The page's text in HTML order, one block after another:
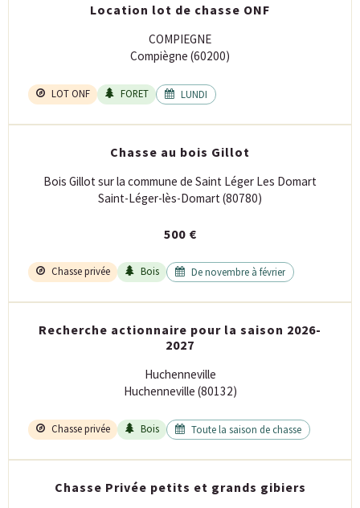
Location lot de chasse ONF
COMPIEGNE
Compiègne (60200)
LOT ONF FORET LUNDI
Chasse au bois Gillot
Bois Gillot sur la commune de Saint Léger Les Domart
Saint-Léger-lès-Domart (80780)
500 €
Chasse privée Bois De novembre à février
Recherche actionnaire pour la saison 2026-
2027
Huchenneville
Huchenneville (80132)
Chasse privée Bois Toute la saison de chasse
Chasse Privée petits et grands gibiers